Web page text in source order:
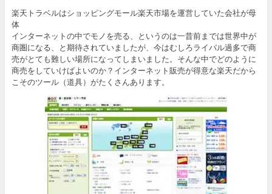
楽天トラベルはショッピングモール楽天市場を運営していた会社が母
体
インターネットの中でモノを売る、というのは一昔前までは世界中が
商圏になる、と期待されていましたが、今はむしろライバル過多で商
売がとても難しい場所になってしまいました。そんな中でどのように
商売をしていけばよいのか？インターネット販売が得意な楽天だから
こそのツール（道具）がたくさんあります。